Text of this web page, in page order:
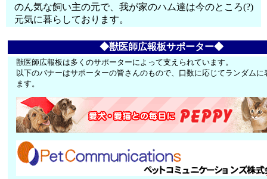
のん気な飼い主の元で、我が家のハム達は今のところ(?)
元気に暮らしております。
◆獣医師広報板サポーター◆
獣医師広報板は多くのサポーターによって支えられています。
以下のバナーはサポーターの皆さんのもので、口数に応じてランダムに
ます。